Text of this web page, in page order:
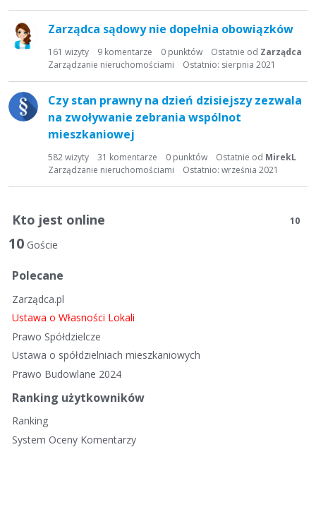
Zarządca sądowy nie dopełnia obowiązków
161 wizyty 9 komentarze 0 punktów Ostatnie od Zarządca
Ostatnio: sierpnia 2021
Zarządzanie nieruchomościami
Czy stan prawny na dzień dzisiejszy zezwala
na zwoływanie zebrania wspólnot
mieszkaniowej
582wizyty 31 komentarze 0 punktów Ostatnie od MirekL
Ostatnio: września 2021
Zarządzanie nieruchomościami
Kto jest online 10
10 Goście
Polecane
Zarządca.pl
Ustawa o Własności Lokali
Prawo Spółdzielcze
Ustawa o spółdzielniach mieszkaniowych
Prawo Budowlane 2024
Ranking użytkowników
Ranking
System Oceny Komentarzy